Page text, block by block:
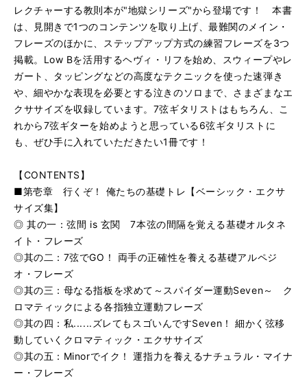
す
る
再
生
す
る
ecoポイント1点（16分音符＋6連符による高速レガート・
再
生
す
る
華麗なる左手一族（6連符による高速レガート・パターン
再
生
す
打点王！（コード感を意識した弦移動タッピング・フレー
再
す
る
七弦より愛を込めて（総合練習曲）[途中60秒でフェイド
レクチャーする教則本が"地獄シリーズ"から登場です！ 本書
は、見開きで1つのコンテンツを取り上げ、最難関のメイン・
フレーズのほかに、ステップアップ方式の練習フレーズを3つ
掲載。Low Bを活用するヘヴィ・リフを始め、スウィープやレ
ガート、タッピングなどの高度なテクニックを使った速弾き
や、細やかな表現を必要とする泣きのソロまで、さまざまなエ
クササイズを収録しています。7弦ギタリストはもちろん、こ
れから7弦ギターを始めようと思っている6弦ギタリストに
も、ぜひ手に入れていただきたい1冊です！
【CONTENTS】
■第壱章 行くぞ！ 俺たちの基礎トレ【ベーシック・エクサ
サイズ集】
◎ 其の一：弦間 is 玄関 7本弦の間隔を覚える基礎オルタネ
イト・フレーズ
◎其の二：7弦でGO！ 両手の正確性を養える基礎アルペジ
オ・フレーズ
◎其の三：母なる指板を求めて～スパイダー運動Seven～ ク
ロマティックによる各指独立運動フレーズ
◎其の四：私......ズレてもスゴいんですSeven！ 細かく弦移
動していくクロマティック・エクササイズ
◎其の五：Minorでイク！ 運指力を養えるナチュラル・マイナ
ー・フレーズ